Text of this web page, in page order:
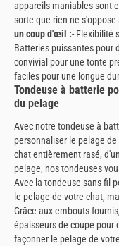
appareils maniables sont
sorte que rien ne
un coup d'œil :- Flexibilité
Batteries puissantes pour
convivial pour une tonte
faciles pour une longue
Tondeuse à batterie
du pelage
Avec notre tondeuse à
personnaliser le pelage
chat entièrement rasé,
pelage, nos tondeuses
Avec la tondeuse sans fil
le pelage de votre chat,
Grâce aux embouts
épaisseurs de coupe pour
façonner le pelage de